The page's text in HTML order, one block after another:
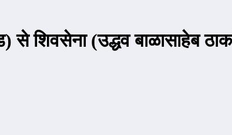
शिवसेना (उद्धव बाळासाहेब